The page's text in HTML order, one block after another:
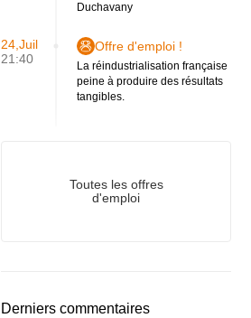
Duchavany
24,Juil
21:40
Offre d'emploi !
La réindustrialisation française
peine à produire des résultats
tangibles.
Toutes les offres
d'emploi
Derniers commentaires